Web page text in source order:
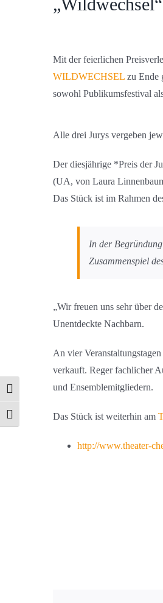
Umschalten auf hohe Kontraste
Schrift vergrößern
Mit der feierlichen
WILDWECHSEL zu Ende
sowohl Publikumsfestival
Alle drei Jurys vergeben
Der diesjährige *Preis der
(UA, von Laura
Das Stück ist im Rahmen
In der
Zusammenspiel
„Wir freuen uns sehr über
Unentdeckte Nachbarn.
An vier
verkauft. Reger fachlicher
und Ensemblemitgliedern.
Das Stück ist weiterhin am
http://www.theater-